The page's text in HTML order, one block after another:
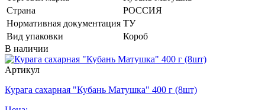
Страна
РОССИЯ
Нормативная документация ТУ
Вид упаковки
Короб
В наличии
Артикул
Курага сахарная "Кубань Матушка" 400 г (8шт)